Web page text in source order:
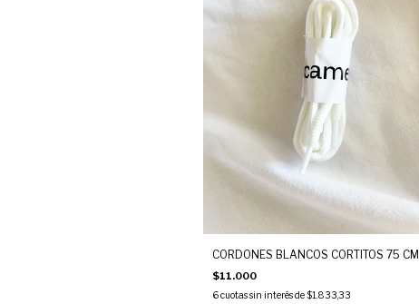
CORDONES BLANCOS CORTITOS 75 CM
$11.000
6cuotas sin interés de$1.833,33